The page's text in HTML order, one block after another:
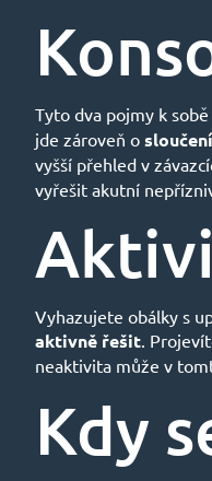
Tyto dva pojmy k
jde zároveň o
vyšší přehled v
vyřešit akutní
Vyhazujete obálky s
aktivně řešit.
neaktivita může v
Kdy